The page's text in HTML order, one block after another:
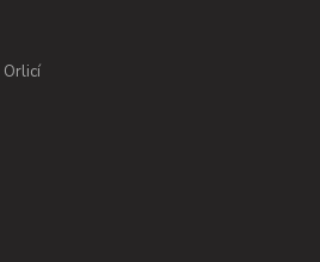
Orlicí